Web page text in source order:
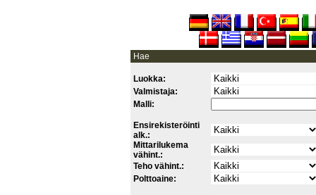
Hae
Luokka:
Valmistaja:
Malli:
Ensirekisteröinti
alk.:
Mittarilukema
vähint.:
Teho vähint.:
Polttoaine: